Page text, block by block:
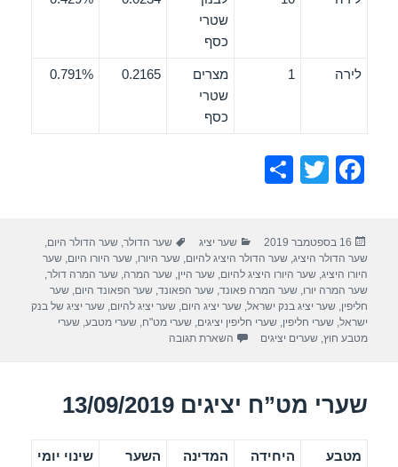
שטרי
כסף
לירה 1
מצרים
שטרי
כסף
0.2165
0.791%
F
e
b
o
o
T
er
e
פורסם
בתאריך
16 בספטמבר 2019 קטגוריות
שער יציג תגיות
שער הדולר ,שער הדולר היום
שער הדולר היציג ,שער הדולר היציג להיום ,שער היורו ,שער היורו היום ,שער
היורו היציג ,שער היורו היציג להיום ,שער היין ,שער המרה ,שער המרה דולר
שער המרה יורו ,שער המרה פאונד ,שער הפאונד ,שער הפאונד היום ,שער
חליפין ,שער יציג בנק ישראל ,שער יציג היום ,שער יציג להיום ,שער יציג של בנק
ישראל ,שערי חליפין ,שערי חליפין יציגים ,שערי מט"ח ,שערי מטבע ,שערי
מטבע חוץ ,שערים יציגים השארת תגובה
שערי מט”ח יציגים 13/09/2019
מטבע היחידה המדינה השער שינוי יומי